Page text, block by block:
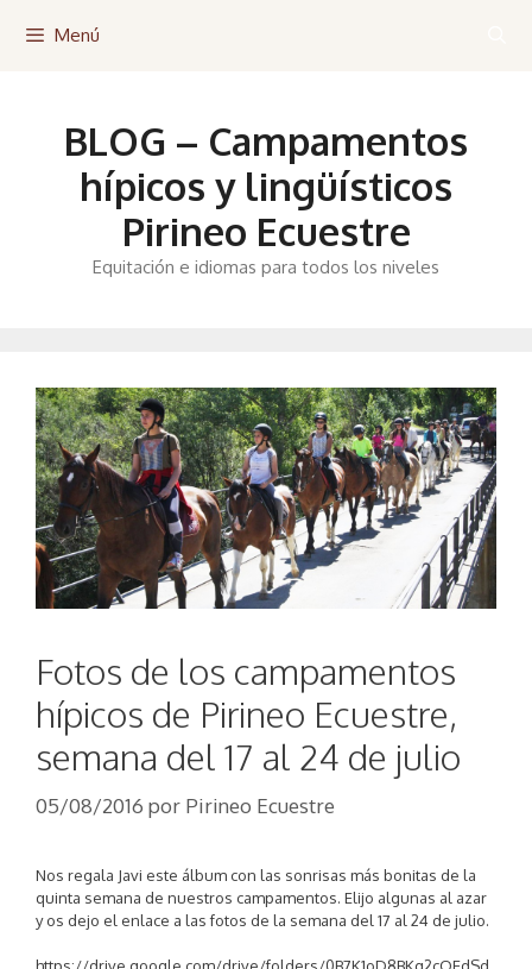
Menú
BLOG – Campamentos
hípicos y lingüísticos
Pirineo Ecuestre
Equitación e idiomas para todos los niveles
Fotos de los campamentos
hípicos de Pirineo Ecuestre,
semana del 17 al 24 de julio
05/08/2016 por Pirineo Ecuestre
Nos regala Javi este álbum con las sonrisas más bonitas de la
quinta semana de nuestros campamentos. Elijo algunas al azar
y os dejo el enlace a las fotos de la semana del 17 al 24 de julio.